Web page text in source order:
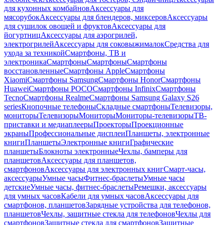
для кухонных комбайновАксессуары для
мясорубокАксессуары для блендеров, миксеровАксессуары
для сушилок овощей и фруктовАксессуары для
йогуртницАксессуары для аэрогрилей,
электрогрилейАксессуары для соковыжималокСредства для
ухода за техникойСмартфоны, ТВ и
электроникаСмартфоныСмартфоныСмартфоны
восстановленныеСмартфоны AppleСмартфоны
XiaomiСмартфоны SamsungСмартфоны HonorСмартфоны
HuaweiСмартфоны POCOСмартфоны InfinixСмартфоны
TecnoСмартфоны RealmeСмартфоны Samsung Galaxy S26
seriesКнопочные телефоныСкладные смартфоныТелевизоры,
мониторыТелевизорыМониторыМониторы-телевизорыТВ-
приставки и медиаплеерыПроекторыПроекционные
экраныПрофессиональные дисплеиПланшеты, электронные
книгиПланшетыЭлектронные книгиГрафические
планшетыБлокноты электронныеЧехлы, бамперы для
планшетовАксессуары для планшетов,
смартфоновАксессуары для электронных книгСмарт-часы,
аксессуарыУмные часыФитнес-браслетыУмные часы
детскиеУмные часы, фитнес-браслетыРемешки, аксессуары
для умных часовКабели для умных часовАксессуары для
смартфонов, планшетовЗарядные устройства для телефонов,
планшетовЧехлы, защитные стекла для телефоновЧехлы для
смартфоновЗащитные стекла для смартфоновЗащитные